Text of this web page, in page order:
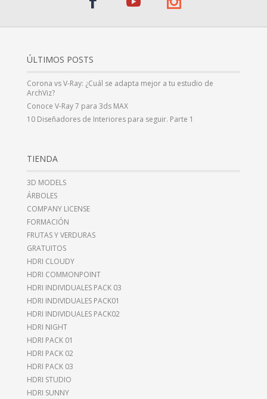
ÚLTIMOS POSTS
Corona vs V-Ray: ¿Cuál se adapta mejor a tu estudio de
ArchViz?
Conoce V-Ray 7 para 3ds MAX
10 Diseñadores de Interiores para seguir. Parte 1
TIENDA
3D MODELS
ÁRBOLES
COMPANY LICENSE
FORMACIÓN
FRUTAS Y VERDURAS
GRATUITOS
HDRI CLOUDY
HDRI COMMONPOINT
HDRI INDIVIDUALES PACK 03
HDRI INDIVIDUALES PACK01
HDRI INDIVIDUALES PACK02
HDRI NIGHT
HDRI PACK 01
HDRI PACK 02
HDRI PACK 03
HDRI STUDIO
HDRI SUNNY